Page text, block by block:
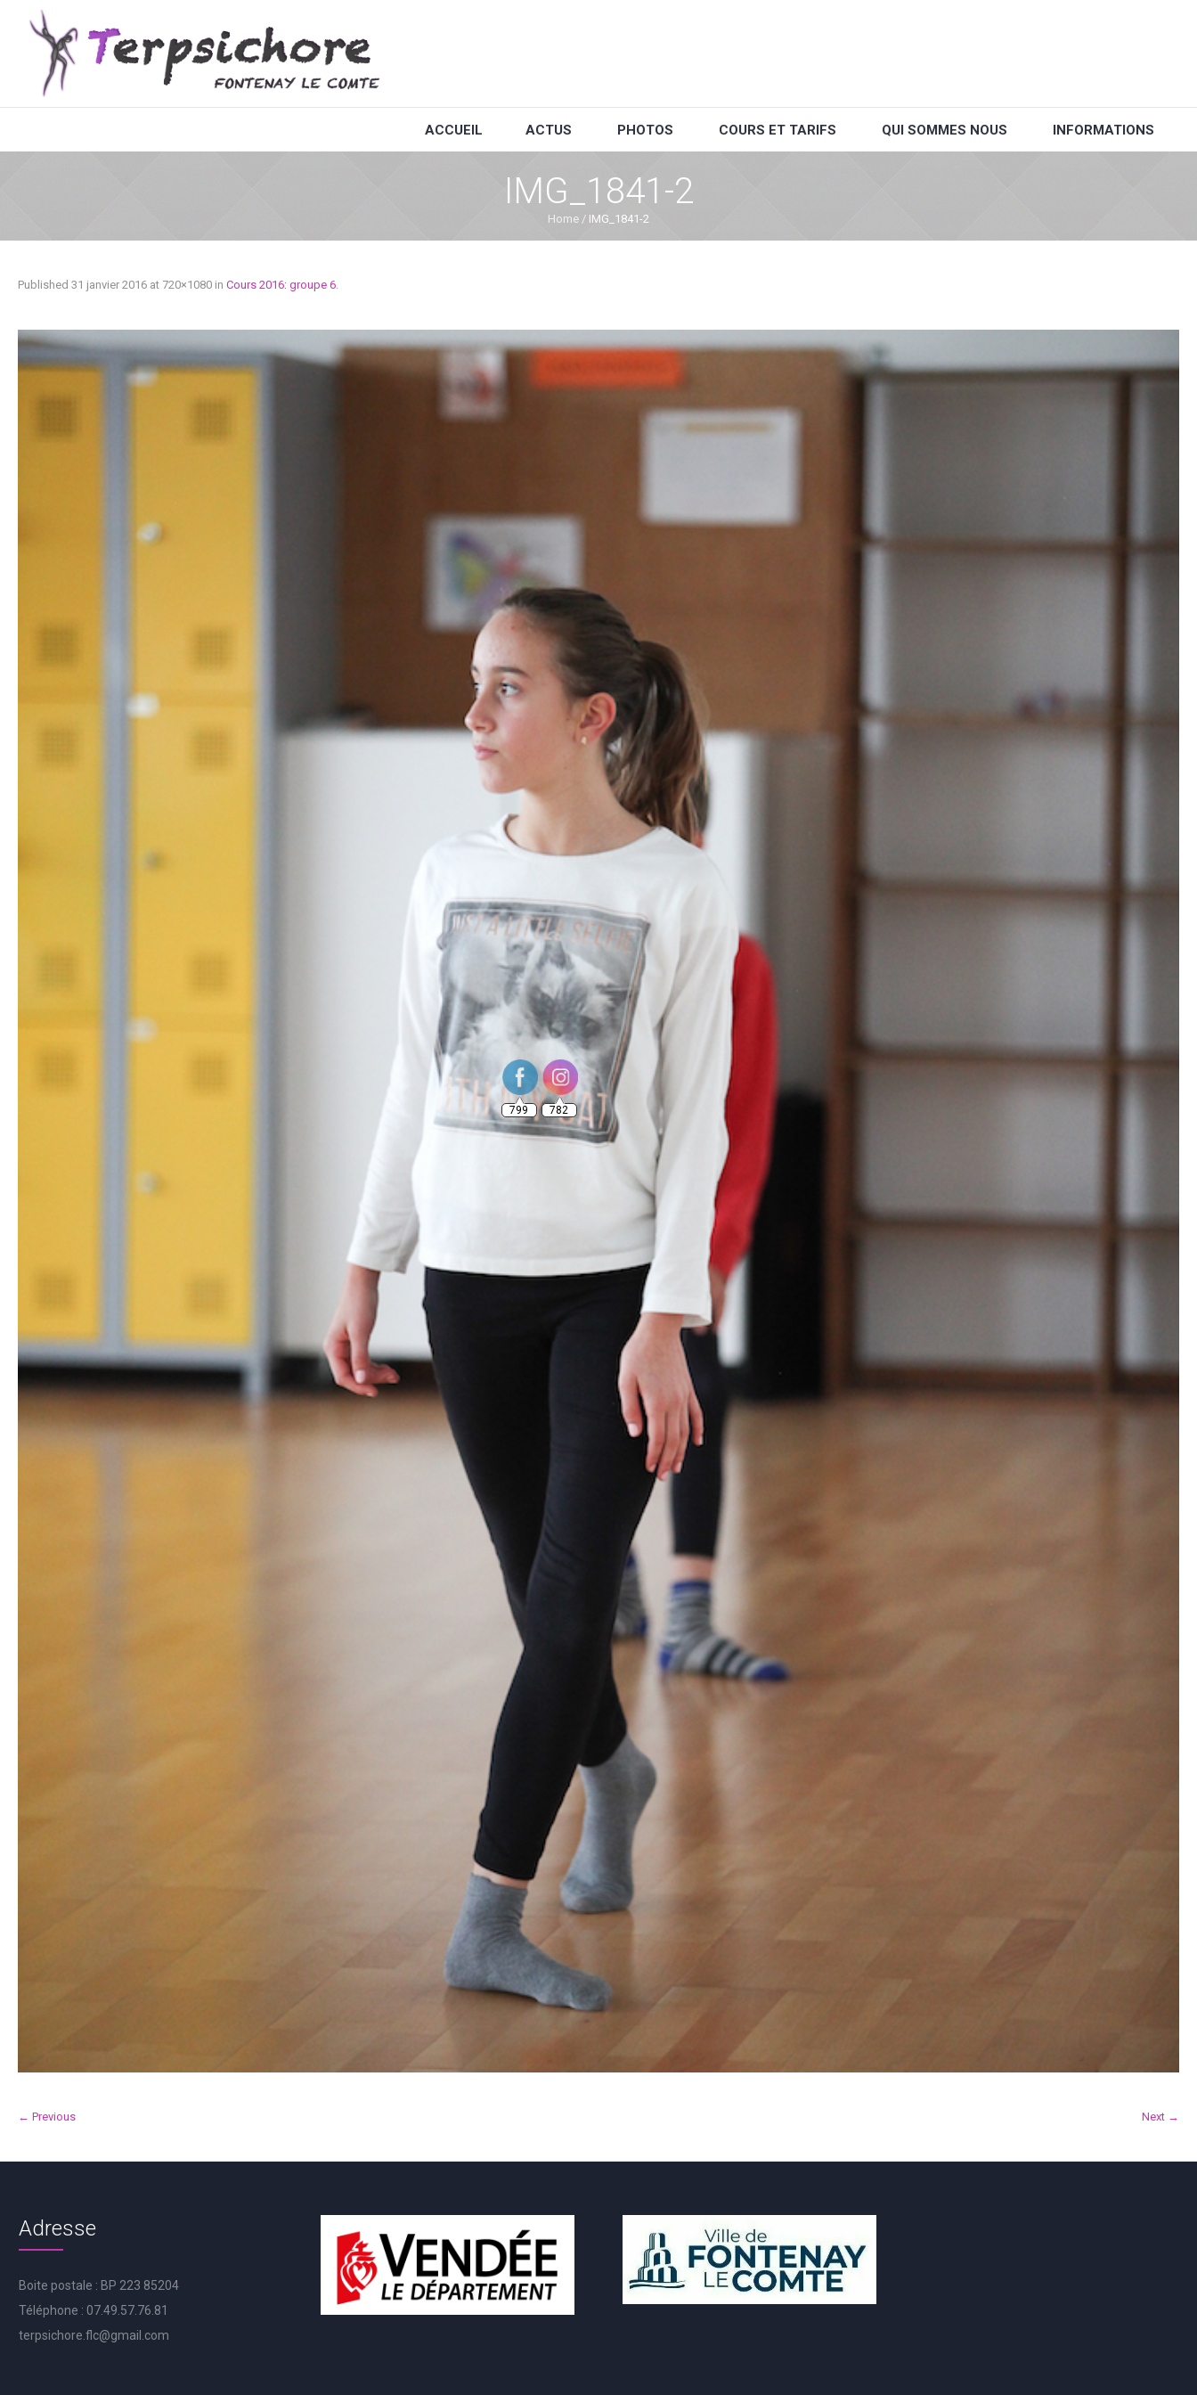
ACCUEIL ACTUS PHOTOS COURS ET TARIFS QUI SOMMES NOUS INFORMATIONS
IMG_1841-2
Home / IMG_1841-2
Published 31 janvier 2016 at 720×1080 in Cours 2016: groupe 6.
← Previous Next →
Adresse
Boite postale : BP 223 85204
Téléphone : 07.49.57.76.81
terpsichore.flc@gmail.com
799 782